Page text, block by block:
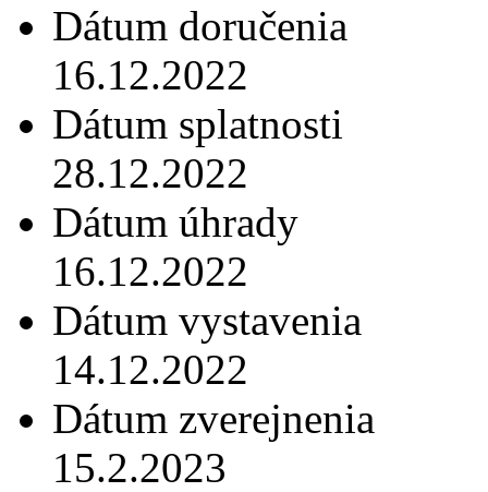
Dátum doručenia
16.12.2022
Dátum splatnosti
28.12.2022
Dátum úhrady
16.12.2022
Dátum vystavenia
14.12.2022
Dátum zverejnenia
15.2.2023